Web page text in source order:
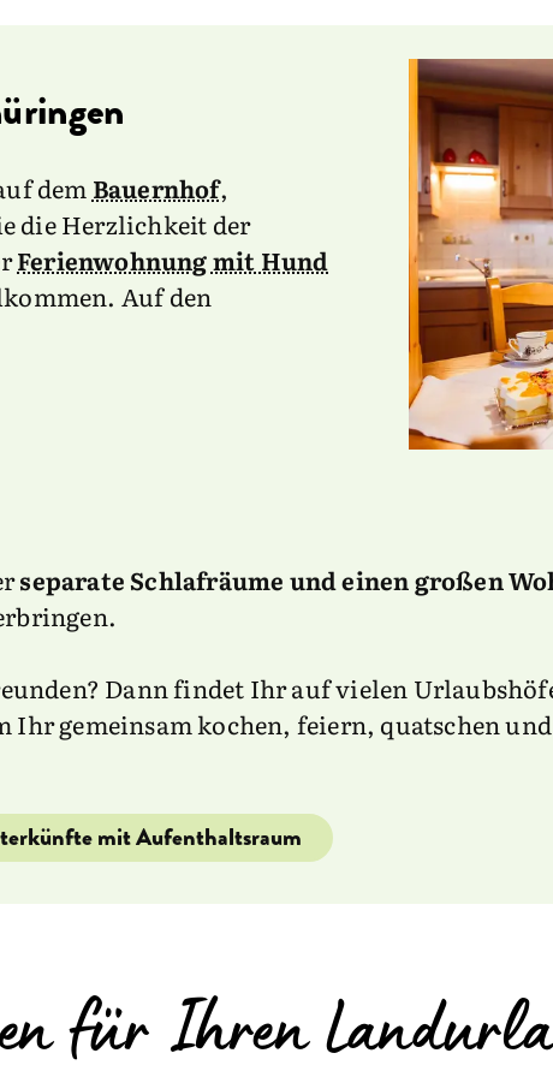
dem Bauernhof,
die Herzlichkeit der
Ferienwohnung mit Hund
Auf den
separate Schlafräume und einen großen
Dann findet Ihr auf vielen
gemeinsam kochen, feiern, quatschen
mit Aufenthaltsraum
für Ihren